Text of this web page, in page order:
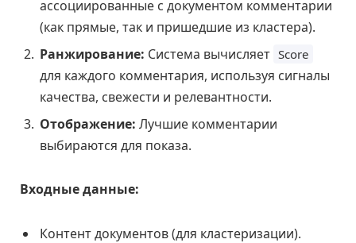
ассоциированные с документом комментарии
(как прямые, так и пришедшие из кластера).
Ранжирование: Система вычисляет Score
для каждого комментария, используя сигналы
качества, свежести и релевантности.
Отображение: Лучшие комментарии
выбираются для показа.
Входные данные:
Контент документов (для кластеризации).